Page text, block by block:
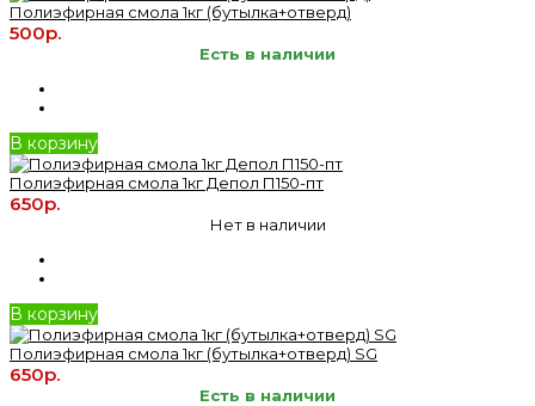
Полиэфирная смола 1кг (бутылка+отверд)
500р.
Есть в наличии
В корзину
Полиэфирная смола 1кг Депол П150-пт
650р.
Нет в наличии
В корзину
Полиэфирная смола 1кг (бутылка+отверд) SG
650р.
Есть в наличии